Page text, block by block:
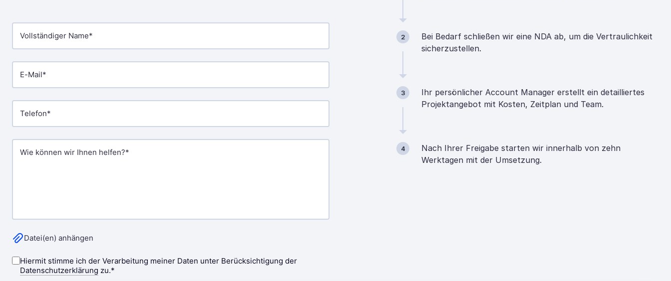
2
Bei Bedarf schließen wir eine NDA ab, um die Vertraulichkeit
sicherzustellen.
3
Ihr persönlicher Account Manager erstellt ein detailliertes
Projektangebot mit Kosten, Zeitplan und Team.
4
Nach Ihrer Freigabe starten wir innerhalb von zehn
Werktagen mit der Umsetzung.